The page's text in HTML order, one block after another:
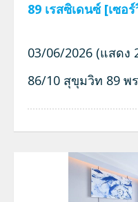
89 เรสซิเดนซ์ [เซอ
03/06/2026 (แสดง
86/10 สุขุมวิท 89 พ